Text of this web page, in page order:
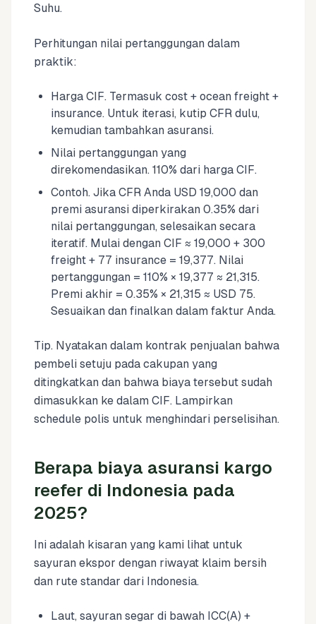
Suhu.
Perhitungan nilai pertanggungan dalam
praktik:
Harga CIF. Termasuk cost + ocean freight +
insurance. Untuk iterasi, kutip CFR dulu,
kemudian tambahkan asuransi.
Nilai pertanggungan yang
direkomendasikan. 110% dari harga CIF.
Contoh. Jika CFR Anda USD 19,000 dan
premi asuransi diperkirakan 0.35% dari
nilai pertanggungan, selesaikan secara
iteratif. Mulai dengan CIF ≈ 19,000 + 300
freight + 77 insurance = 19,377. Nilai
pertanggungan = 110% × 19,377 ≈ 21,315.
Premi akhir = 0.35% × 21,315 ≈ USD 75.
Sesuaikan dan finalkan dalam faktur Anda.
Tip. Nyatakan dalam kontrak penjualan bahwa
pembeli setuju pada cakupan yang
ditingkatkan dan bahwa biaya tersebut sudah
dimasukkan ke dalam CIF. Lampirkan
schedule polis untuk menghindari perselisihan.
Berapa biaya asuransi kargo
reefer di Indonesia pada
2025?
Ini adalah kisaran yang kami lihat untuk
sayuran ekspor dengan riwayat klaim bersih
dan rute standar dari Indonesia.
Laut, sayuran segar di bawah ICC(A) +